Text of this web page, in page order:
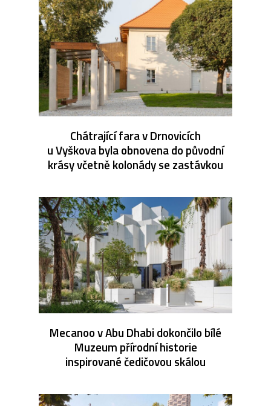
Chátrající fara v Drnovicích
u Vyškova byla obnovena do původní
krásy včetně kolonády se zastávkou
Mecanoo v Abu Dhabi dokončilo bílé
Muzeum přírodní historie
inspirované čedičovou skálou